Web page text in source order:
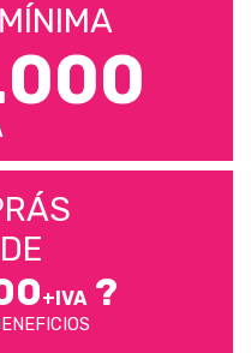
+IVA?